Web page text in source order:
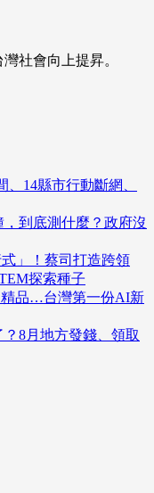
社會向上提昇。
、14縣市行動斷網、
到底測什麼？政府沒
式」！蔡司打造跨領
探索種子
精品…台灣第一份AI新
8月地方發錢、領取